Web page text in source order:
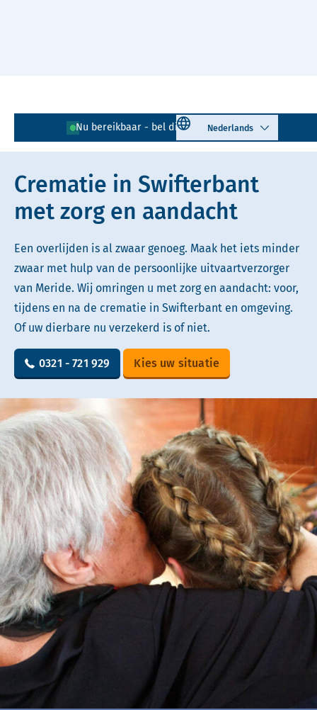
Nu bereikbaar - bel direct! 0321 - 721 929
Select language
Lees voor Uitleg woorden
Simpele tekst
Crematie in Swifterbant
met zorg en aandacht
Een overlijden is al zwaar genoeg. Maak het iets minder
zwaar met hulp van de persoonlijke uitvaartverzorger
van Meride. Wij omringen u met zorg en aandacht: voor,
tijdens en na de crematie in Swifterbant en omgeving.
Of uw dierbare nu verzekerd is of niet.
0321 - 721 929 Kies uw situatie